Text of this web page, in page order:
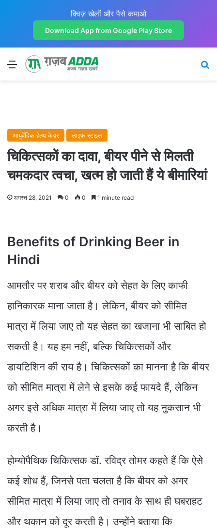
क्विज़ खेलों और पैसे कमाओ
Download App from Google Play Store
Menu
आयुर्वेदिक हेल्थ केयर लाइफ स्टाइल
चिकित्सकों का दावा, बीयर पीने से मिलती
चमकदार त्वचा, खत्म हो जाती हैं ये बीमारियां
अगस्त 28, 2021 0 0 1 minute read
Benefits of Drinking Beer in
Hindi
आमतौर पर शराब और बीयर को सेहत के लिए काफी
हानिकारक माना जाता है। लेकिन, बीयर को सीमित
मात्रा में लिया जाए तो यह सेहत का खजाना भी साबित हो
सकती है। यह हम नहीं, बल्कि चिकित्सकों और
डायटिशिन की राय है। चिकित्सकों का मानना है कि बीयर
को सीमित मात्रा में लेने से इसके कई फायदे हैं, लेकिन
अगर इसे अधिक मात्रा में लिया जाए तो यह नुकसान भी
करती है।
होम्योपैथिक चिकित्सक डॉ. रविद्र तोमर कहते हैं कि ऐसे
कई शोध हैं, जिनसे पता चलता है कि बीयर को अगर
सीमित मात्रा में लिया जाए तो तनाव के साथ ही घबराहट
और थकान को दूर करती है। उन्होंने बताया कि